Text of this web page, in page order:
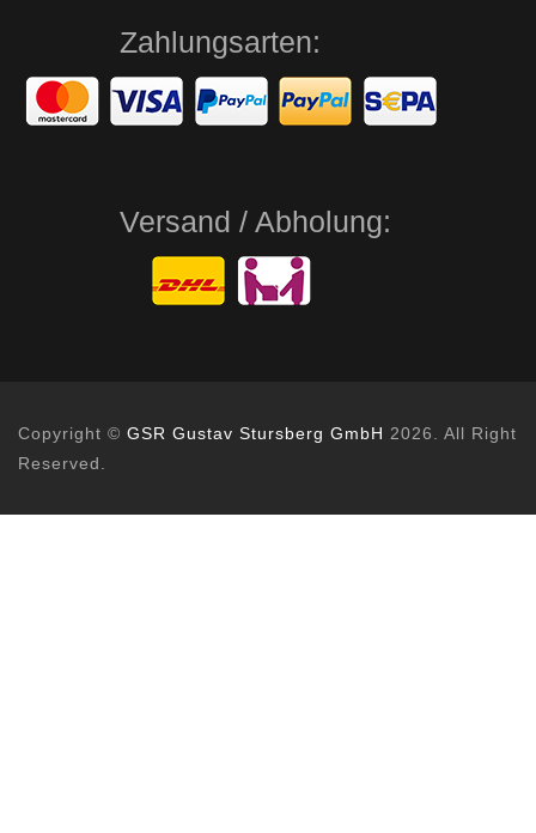
Zahlungsarten:
Versand / Abholung:
Copyright © GSR Gustav Stursberg GmbH 2026. All Right
Reserved.